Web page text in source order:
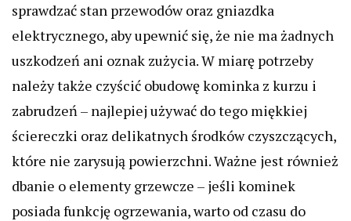
sprawdzać stan przewodów oraz gniazdka
elektrycznego, aby upewnić się, że nie ma żadnych
uszkodzeń ani oznak zużycia. W miarę potrzeby
należy także czyścić obudowę kominka z kurzu i
zabrudzeń – najlepiej używać do tego miękkiej
ściereczki oraz delikatnych środków czyszczących,
które nie zarysują powierzchni. Ważne jest również
dbanie o elementy grzewcze – jeśli kominek
posiada funkcję ogrzewania, warto od czasu do